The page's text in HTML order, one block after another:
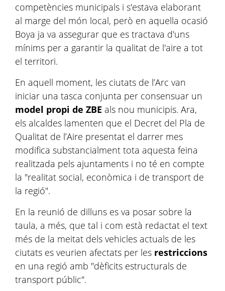
competències municipals i s'estava elaborant
al marge del món local, però en aquella ocasió
Boya ja va assegurar que es tractava d'uns
mínims per a garantir la qualitat de l'aire a tot
el territori.
En aquell moment, les ciutats de l’Arc van
iniciar una tasca conjunta per consensuar un
model propi de ZBE als nou municipis. Ara,
els alcaldes lamenten que el Decret del Pla de
Qualitat de l’Aire presentat el darrer mes
modifica substancialment tota aquesta feina
realitzada pels ajuntaments i no té en compte
la "realitat social, econòmica i de transport de
la regió".
En la reunió de dilluns es va posar sobre la
taula, a més, que tal i com està redactat el text
més de la meitat dels vehicles actuals de les
ciutats es veurien afectats per les restriccions
en una regió amb "dèficits estructurals de
transport públic".